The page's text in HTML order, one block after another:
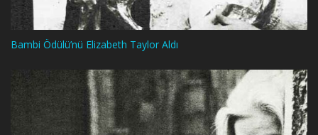
Bambi Ödülü’nü Elizabeth Taylor Aldı